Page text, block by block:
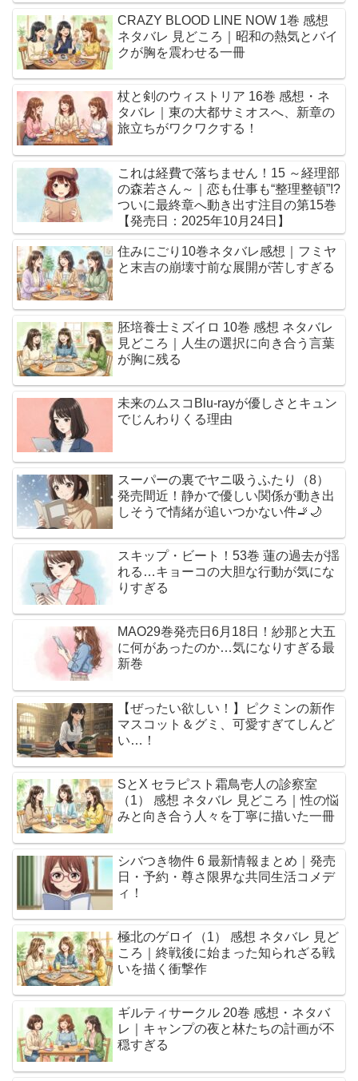
CRAZY BLOOD LINE NOW 1巻 感想
ネタバレ 見どころ｜昭和の熱気とバイ
クが胸を震わせる一冊
杖と剣のウィストリア 16巻 感想・ネ
タバレ｜東の大都サミオスへ、新章の
旅立ちがワクワクする！
これは経費で落ちません！15 ～経理部
の森若さん～｜恋も仕事も“整理整頓”!?
ついに最終章へ動き出す注目の第15巻
【発売日：2025年10月24日】
住みにごり10巻ネタバレ感想｜フミヤ
と末吉の崩壊寸前な展開が苦しすぎる
胚培養士ミズイロ 10巻 感想 ネタバレ
見どころ｜人生の選択に向き合う言葉
が胸に残る
未来のムスコBlu-rayが優しさとキュン
でじんわりくる理由
スーパーの裏でヤニ吸うふたり（8）
発売間近！静かで優しい関係が動き出
しそうで情緒が追いつかない件🚬🌙
スキップ・ビート！53巻 蓮の過去が揺
れる…キョーコの大胆な行動が気にな
りすぎる
MAO29巻発売日6月18日！紗那と大五
に何があったのか…気になりすぎる最
新巻
【ぜったい欲しい！】ピクミンの新作
マスコット＆グミ、可愛すぎてしんど
い…！
SとX セラピスト霜鳥壱人の診察室
（1） 感想 ネタバレ 見どころ｜性の悩
みと向き合う人々を丁寧に描いた一冊
シバつき物件 6 最新情報まとめ｜発売
日・予約・尊さ限界な共同生活コメデ
ィ！
極北のゲロイ（1） 感想 ネタバレ 見ど
ころ｜終戦後に始まった知られざる戦
いを描く衝撃作
ギルティサークル 20巻 感想・ネタバ
レ｜キャンプの夜と林たちの計画が不
穏すぎる